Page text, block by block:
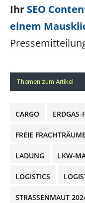
Ihr SEO
einem
Themen zum Artikel
CARGO ERDGAS-
FREIE FRACHTRÄUME
LADUNG LKW-
LOGISTICS
STRASSENMAUT 2024